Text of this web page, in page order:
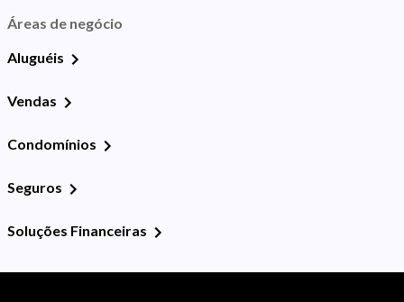
Áreas de negócio
Aluguéis
Vendas
Condomínios
Seguros
Soluções Financeiras